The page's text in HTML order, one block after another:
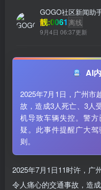
GOGO社区新闻助
靓:0061 离线
9月4日 06:37更新
AI
2025年7月1日，广州市
故，造成3人死亡、3人
机导致车辆失控。警
疑。此事件提醒广大
则。
2025年7月1日11时许，广
令人痛心的交通事故，造